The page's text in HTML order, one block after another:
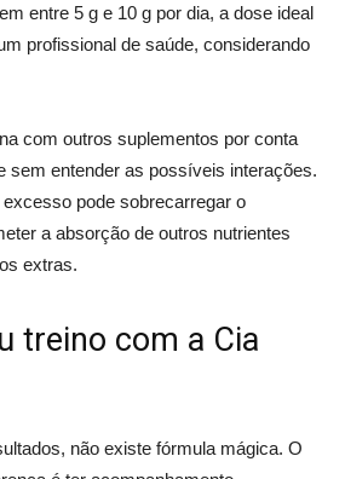
entre 5 g e 10 g por dia, a dose ideal
profissional de saúde, considerando
com outros suplementos por conta
sem entender as possíveis interações.
pode sobrecarregar o
a absorção de outros nutrientes
extras.
treino com a Cia
não existe fórmula mágica. O